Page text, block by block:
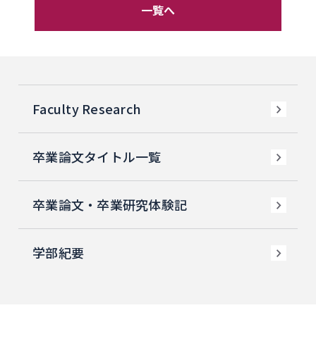
一覧へ
Faculty Research
卒業論文タイトル一覧
卒業論文・卒業研究体験記
学部紀要